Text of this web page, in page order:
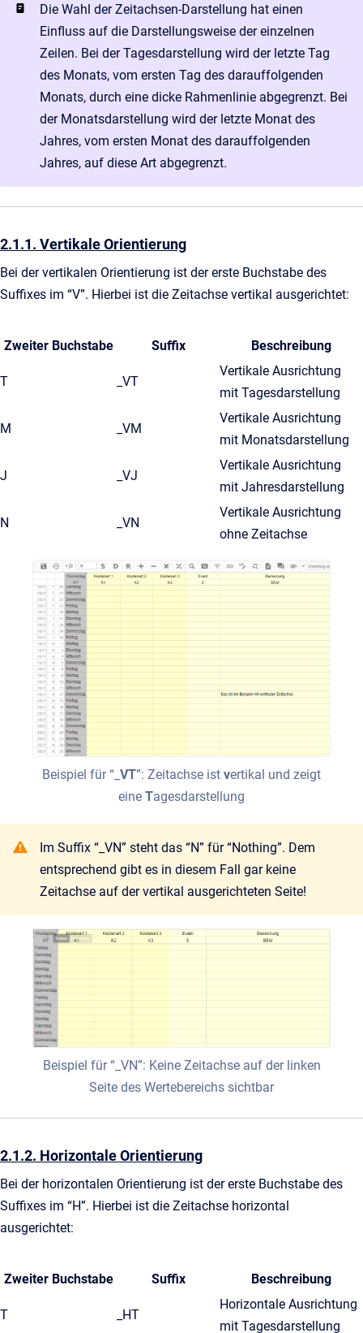
Die Wahl der Zeitachsen-Darstellung hat einen
Einfluss auf die Darstellungsweise der einzelnen
Zeilen. Bei der Tagesdarstellung wird der letzte Tag
des Monats, vom ersten Tag des darauffolgenden
Monats, durch eine dicke Rahmenlinie abgegrenzt. Bei
der Monatsdarstellung wird der letzte Monat des
Jahres, vom ersten Monat des darauffolgenden
Jahres, auf diese Art abgegrenzt.
2.1.1. Vertikale Orientierung
Bei der vertikalen Orientierung ist der erste Buchstabe des
Suffixes im “V”. Hierbei ist die Zeitachse vertikal ausgerichtet:
Zweiter Buchstabe Suffix Beschreibung
T _VT
Vertikale Ausrichtung
mit Tagesdarstellung
M _VM
Vertikale Ausrichtung
mit Monatsdarstellung
J _VJ
Vertikale Ausrichtung
mit Jahresdarstellung
N _VN
Vertikale Ausrichtung
ohne Zeitachse
Beispiel für “_ VT”: Zeitachse ist vertikal und zeigt
eine Tagesdarstellung
Im Suffix “_VN” steht das “N” für “Nothing”. Dem
entsprechend gibt es in diesem Fall gar keine
Zeitachse auf der vertikal ausgerichteten Seite!
Beispiel für “_VN”: Keine Zeitachse auf der linken
Seite des Wertebereichs sichtbar
2.1.2. Horizontale Orientierung
Bei der horizontalen Orientierung ist der erste Buchstabe des
Suffixes im “H”. Hierbei ist die Zeitachse horizontal
ausgerichtet:
Zweiter Buchstabe Suffix Beschreibung
T _HT
Horizontale Ausrichtung
mit Tagesdarstellung